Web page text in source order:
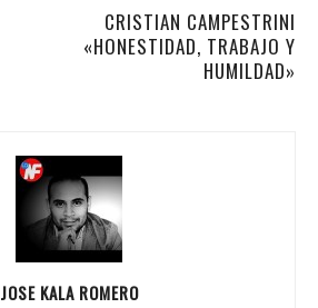
CRISTIAN CAMPESTRINI
«HONESTIDAD, TRABAJO Y
HUMILDAD»
JOSE KALA ROMERO